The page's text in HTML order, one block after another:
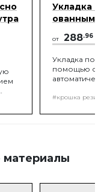
Укладка
ованным
от 288.96
Укладка
помощью
вращающими
#крошка
материалы